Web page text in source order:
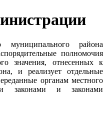
муниципального района
полномочия
значения, отнесенных к
и реализует отдельные
органам местного
законами и законами